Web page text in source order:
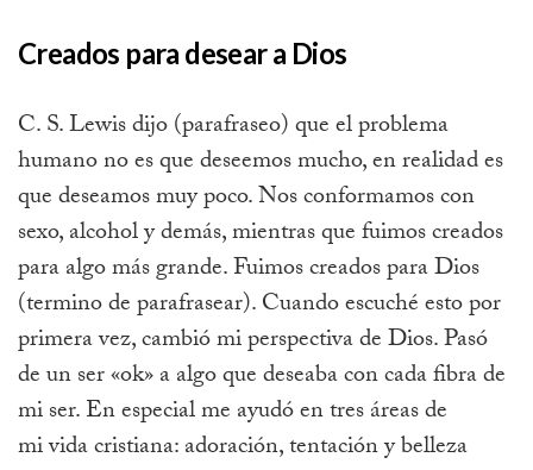
Creados para desear a Dios
C. S. Lewis dijo (parafraseo) queel problema
humano no es que deseemos mucho, en realidad es
que deseamos muy poco. Nos conformamos con
sexo, alcohol y demás, mientras que fuimos creados
para algo más grande. Fuimos creados para Dios
(termino de parafrasear). Cuando escuché esto por
primera vez, cambió mi perspectiva de Dios. Pasó
de un ser «ok» a algo que deseaba con cada fibra de
mi ser. En especial me ayudó en tres áreas de
mi vida cristiana: adoración, tentación y belleza